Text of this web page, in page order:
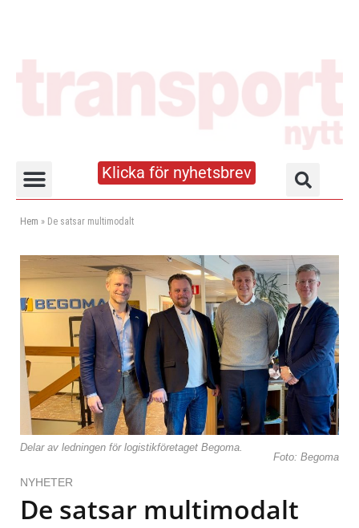
Klicka för nyhetsbrev
Hem » De satsar multimodalt
Delar av ledningen för logistikföretaget Begoma.
Foto: Begoma
NYHETER
De satsar multimodalt